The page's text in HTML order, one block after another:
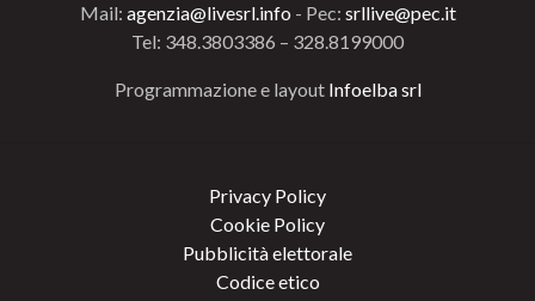
Mail: agenzia@livesrl.info - Pec: srllive@pec.it
Tel: 348.3803386 – 328.8199000
Programmazione e layout Infoelba srl
Privacy Policy
Cookie Policy
Pubblicità elettorale
Codice etico